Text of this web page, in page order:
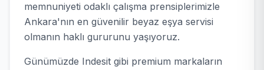
memnuniyeti odaklı çalışma prensiplerimizle
Ankara'nın en güvenilir beyaz eşya servisi
olmanın haklı gururunu yaşıyoruz.
Günümüzde Indesit gibi premium markaların